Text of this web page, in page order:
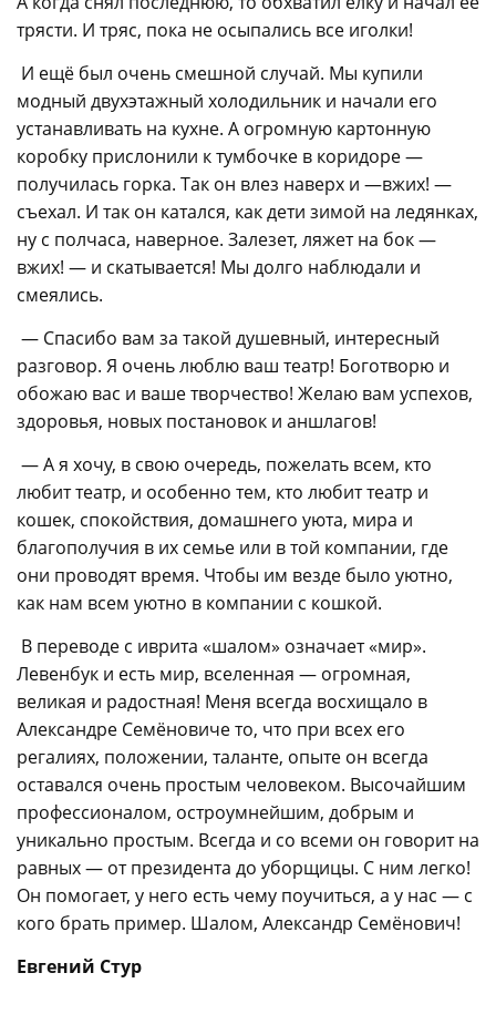
трясти. И тряс, пока не осыпались все иголки!
И ещё был очень смешной случай. Мы купили
модный двухэтажный холодильник и начали его
устанавливать на кухне. А огромную картонную
коробку прислонили к тумбочке в коридоре —
получилась горка. Так он влез наверх и —вжих! —
съехал. И так он катался, как дети зимой на ледянках,
ну с полчаса, наверное. Залезет, ляжет на бок —
вжих! — и скатывается! Мы долго наблюдали и
смеялись.
— Спасибо вам за такой душевный, интересный
разговор. Я очень люблю ваш театр! Боготворю и
обожаю вас и ваше творчество! Желаю вам успехов,
здоровья, новых постановок и аншлагов!
— А я хочу, в свою очередь, пожелать всем, кто
любит театр, и особенно тем, кто любит театр и
кошек, спокойствия, домашнего уюта, мира и
благополучия в их семье или в той компании, где
они проводят время. Чтобы им везде было уютно,
как нам всем уютно в компании с кошкой.
В переводе с иврита «шалом» означает «мир».
Левенбук и есть мир, вселенная — огромная,
великая и радостная! Меня всегда восхищало в
Александре Семёновиче то, что при всех его
регалиях, положении, таланте, опыте он всегда
оставался очень простым человеком. Высочайшим
профессионалом, остроумнейшим, добрым и
уникально простым. Всегда и со всеми он говорит на
равных — от президента до уборщицы. С ним легко!
Он помогает, у него есть чему поучиться, а у нас — с
кого брать пример. Шалом, Александр Семёнович!
Евгений Стур